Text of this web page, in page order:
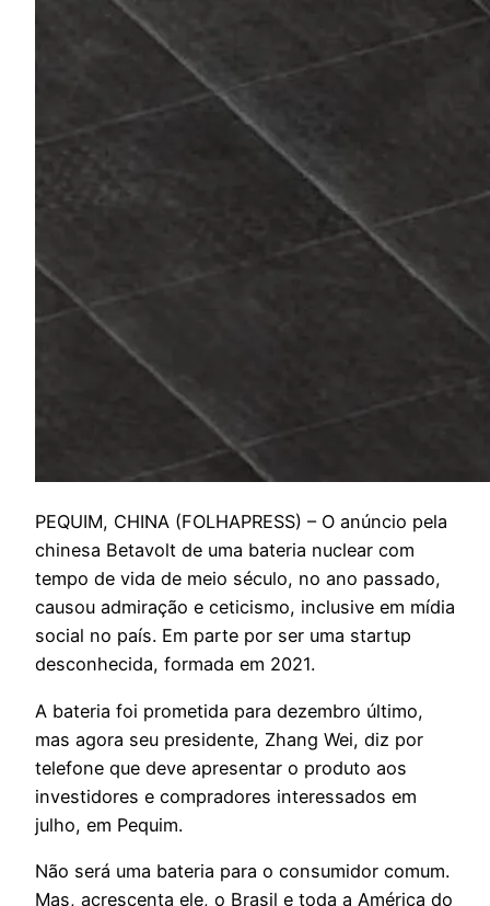
PEQUIM, CHINA (FOLHAPRESS) – O anúncio pela
chinesa Betavolt de uma bateria nuclear com
tempo de vida de meio século, no ano passado,
causou admiração e ceticismo, inclusive em mídia
social no país. Em parte por ser uma startup
desconhecida, formada em 2021.
A bateria foi prometida para dezembro último,
mas agora seu presidente, Zhang Wei, diz por
telefone que deve apresentar o produto aos
investidores e compradores interessados em
julho, em Pequim.
Não será uma bateria para o consumidor comum.
Mas, acrescenta ele, o Brasil e toda a América do